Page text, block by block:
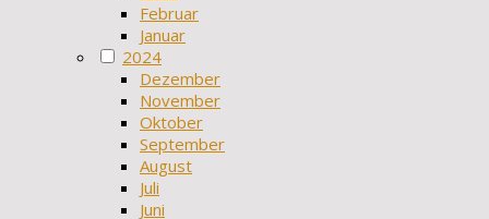
Februar
Januar
2024
Dezember
November
Oktober
September
August
Juli
Juni